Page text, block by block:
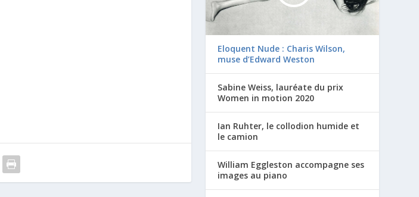
Eloquent Nude : Charis Wilson,
muse d’Edward Weston
Sabine Weiss, lauréate du prix
Women in motion 2020
Ian Ruhter, le collodion humide et
le camion
William Eggleston accompagne ses
images au piano